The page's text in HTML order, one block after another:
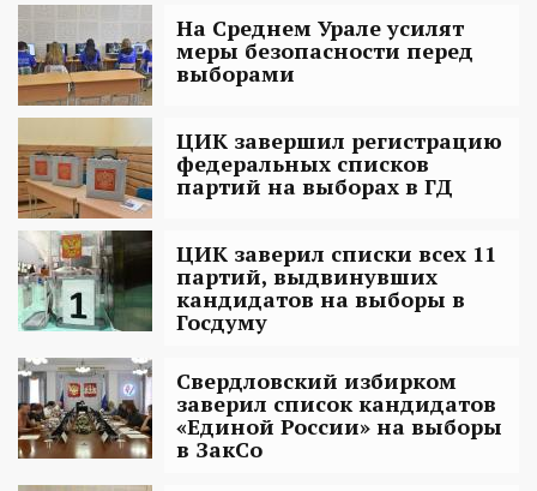
На Среднем Урале усилят
меры безопасности перед
выборами
ЦИК завершил регистрацию
федеральных списков
партий на выборах в ГД
ЦИК заверил списки всех 11
партий, выдвинувших
кандидатов на выборы в
Госдуму
Свердловский избирком
заверил список кандидатов
«Единой России» на выборы
в ЗакСо